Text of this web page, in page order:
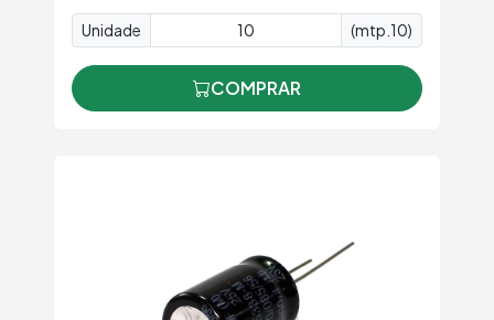
Unidade (mtp.10)
COMPRAR